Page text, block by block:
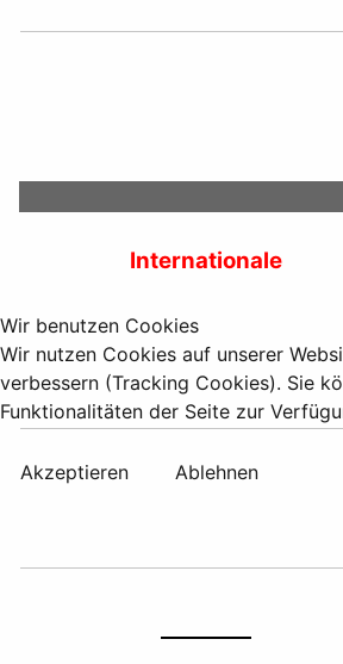
Internationale
Wir benutzen Cookies
Wir nutzen Cookies auf unserer
verbessern (Tracking Cookies). Sie
Funktionalitäten der Seite zur
Akzeptieren
Ablehnen